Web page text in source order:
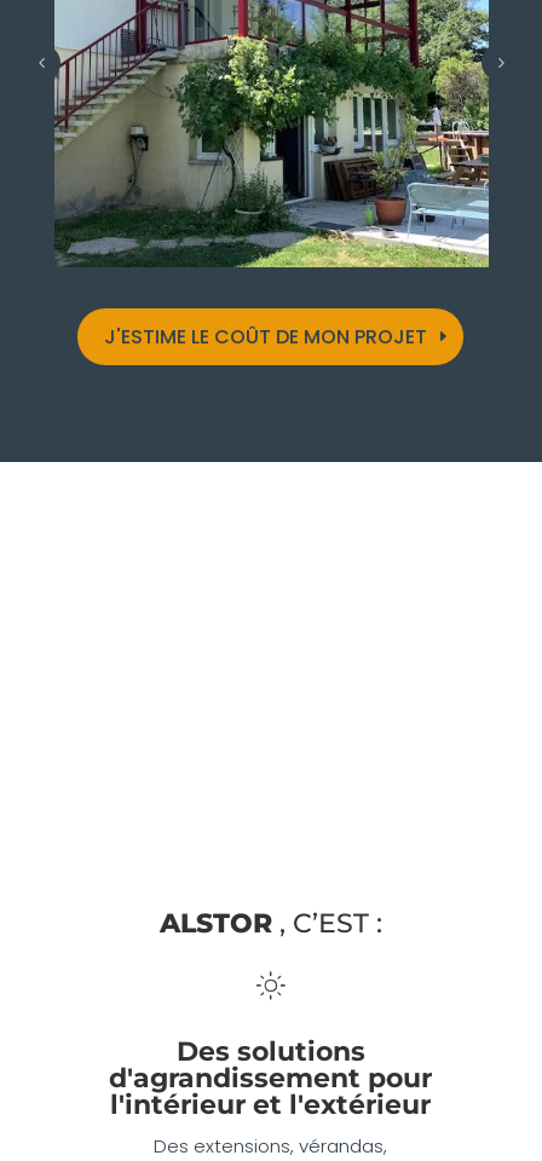
J'ESTIME LE COÛT DE MON PROJET
ALSTOR , C’EST :
Des solutions
d'agrandissement pour
l'intérieur et l'extérieur
Des extensions, vérandas,